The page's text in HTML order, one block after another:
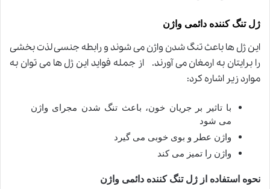
ژل تنگ کننده دائمی واژن
این ژل ها باعث تنگ شدن واژن می شوند و رابطه جنسی لذت بخشی
را برایتان به ارمغان می آورند. از جمله فواید این ژل ها می توان به
موارد زیر اشاره کرد:
با تاثیر بر جریان خون، باعث تنگ شدن مجرای واژن
می شود
واژن عطر و بوی خوبی می گیرد
واژن را تمیز می کند
نحوه استفاده از ژل تنگ کننده دائمی واژن